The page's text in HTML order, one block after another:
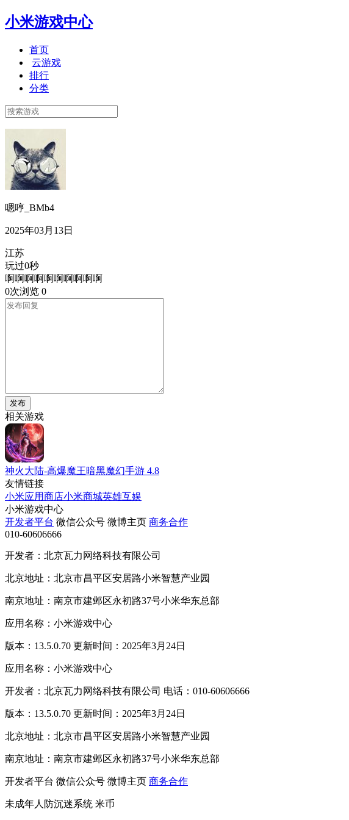
小米游戏中心
首页
云游戏
排行
分类
嗯哼_BMb4
2025年03月13日
江苏
玩过0秒
啊啊啊啊啊啊啊啊啊啊
0次浏览 0
发布
相关游戏
神火大陆-高爆魔王暗黑魔幻手游 4.8
友情链接
小米应用商店小米商城英雄互娱
小米游戏中心
开发者平台 微信公众号 微博主页 商务合作
010-60606666
开发者：北京瓦力网络科技有限公司
北京地址：北京市昌平区安居路小米智慧产业园
南京地址：南京市建邺区永初路37号小米华东总部
应用名称：小米游戏中心
版本：13.5.0.70 更新时间：2025年3月24日
应用名称：小米游戏中心
开发者：北京瓦力网络科技有限公司 电话：010-60606666
版本：13.5.0.70 更新时间：2025年3月24日
北京地址：北京市昌平区安居路小米智慧产业园
南京地址：南京市建邺区永初路37号小米华东总部
开发者平台 微信公众号 微博主页 商务合作
未成年人防沉迷系统 米币